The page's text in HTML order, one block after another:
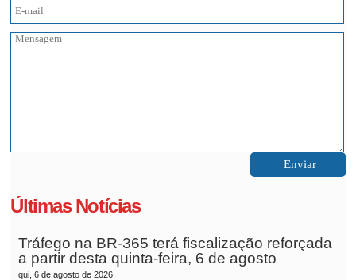
Últimas Notícias
Tráfego na BR-365 terá fiscalização reforçada
a partir desta quinta-feira, 6 de agosto
qui, 6 de agosto de 2026